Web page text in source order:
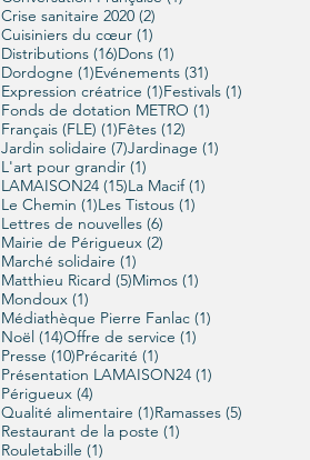
Crise sanitaire 2020 (2)
Cuisiniers du cœur (1)
Distributions (16)16 posts
Dons (1)
Dordogne (1)1 post
Evénements (31)
Expression créatrice (1)1 post
Festivals (1)
Fonds de dotation METRO (1)
Français (FLE) (1)1 post
Fêtes (12)
Jardin solidaire (7)7 posts
Jardinage (1)
L'art pour grandir (1)
LAMAISON24 (15)15 posts
La Macif (1)
Le Chemin (1)1 post
Les Tistous (1)
Lettres de nouvelles (6)
Mairie de Périgueux (2)
Marché solidaire (1)
Matthieu Ricard (5)5 posts
Mimos (1)
Mondoux (1)
Médiathèque Pierre Fanlac (1)
Noël (14)14 posts
Offre de service (1)
Presse (10)10 posts
Précarité (1)
Présentation LAMAISON24 (1)
Périgueux (4)
Qualité alimentaire (1)1 post
Ramasses (5)
Restaurant de la poste (1)
Rouletabille (1)